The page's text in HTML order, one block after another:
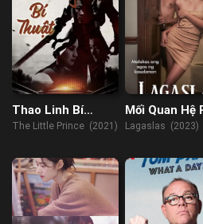
Thao Linh Bí
Thuật
The Little Prince (2021)
Mối Quan Hệ
Tạp
Lagaslas (2023)